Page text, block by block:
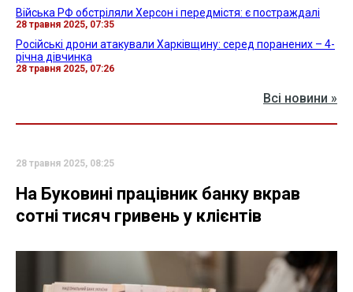
Війська РФ обстріляли Херсон і передмістя: є постраждалі
28 травня 2025, 07:35
Російські дрони атакували Харківщину: серед поранених – 4-
річна дівчинка
28 травня 2025, 07:26
Всі новини »
28 травня 2025, 08:25
На Буковині працівник банку вкрав
сотні тисяч гривень у клієнтів